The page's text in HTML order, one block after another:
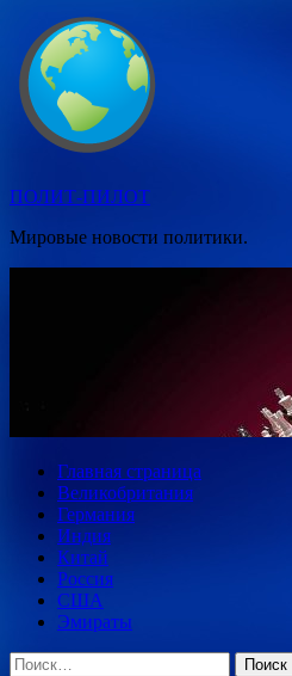
Перейти
содержимому
ПОЛИТ-ПИЛОТ
Мировые новости политики.
Главная страница
Великобритания
Германия
Индия
Китай
Россия
США
Эмираты
Найти: